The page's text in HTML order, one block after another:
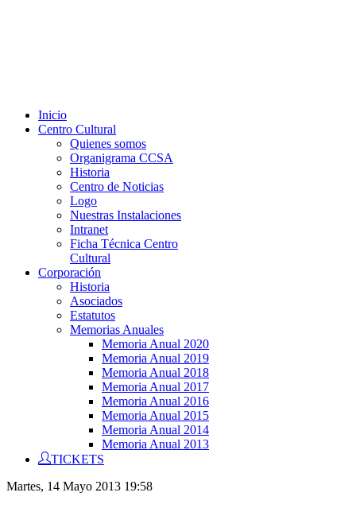
Inicio
Centro Cultural
Quienes somos
Organigrama CCSA
Historia
Centro de Noticias
Logo
Nuestras Instalaciones
Intranet
Ficha Técnica Centro
Cultural
Corporación
Historia
Asociados
Estatutos
Memorias Anuales
Memoria Anual 2020
Memoria Anual 2019
Memoria Anual 2018
Memoria Anual 2017
Memoria Anual 2016
Memoria Anual 2015
Memoria Anual 2014
Memoria Anual 2013
TICKETS
Martes, 14 Mayo 2013 19:58